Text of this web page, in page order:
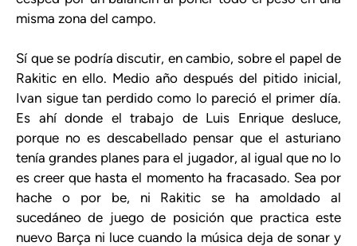
misma zona del campo.
Sí que se podría discutir, en cambio, sobre el papel de
Rakitic en ello. Medio año después del pitido inicial,
Ivan sigue tan perdido como lo pareció el primer día.
Es ahí donde el trabajo de Luis Enrique desluce,
porque no es descabellado pensar que el asturiano
tenía grandes planes para el jugador, al igual que no lo
es creer que hasta el momento ha fracasado. Sea por
hache o por be, ni Rakitic se ha amoldado al
sucedáneo de juego de posición que practica este
nuevo Barça ni luce cuando la música deja de sonar y